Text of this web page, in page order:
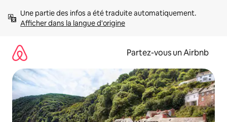
directement
Afficher dans la langue d'origine
Partez-vous un Airbnb